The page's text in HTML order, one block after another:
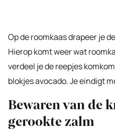
Op de roomkaas drapeer je
Hierop komt weer wat
verdeel je de reepjes
blokjes avocado. Je eindigt
Bewaren van de
gerookte zalm